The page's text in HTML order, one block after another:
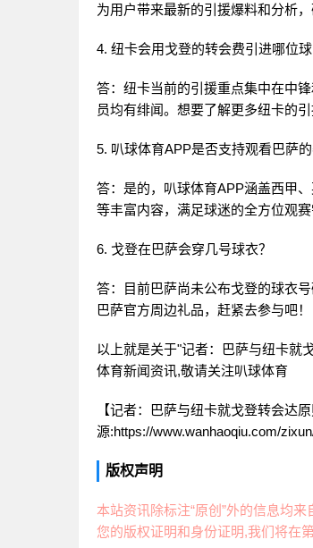
为用户带来最新的引援爆料和分析，
4. 纽卡会用戈登的转会费引进哪位球
答：纽卡当前的引援重点集中在中
员均有绯闻。想要了解更多纽卡的
5. 叭球体育APP是否支持观看巴萨的
答：是的，叭球体育APP涵盖西甲
等丰富内容，满足球迷的全方位观
6. 戈登在巴萨会穿几号球衣？
答：目前巴萨尚未公布戈登的球衣
巴萨官方周边礼品，赶紧去参与吧！
以上就是关于"记者：巴萨与纽卡就
体育新闻资讯,敬请关注叭球体育
【记者：巴萨与纽卡就戈登转会达
源:https://www.wanhaoqiu.com/
版权声明
本站资讯除标注“原创”外的信息均
您的版权证明和身份证明,我们将在